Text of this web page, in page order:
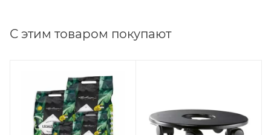
С этим товаром покупают